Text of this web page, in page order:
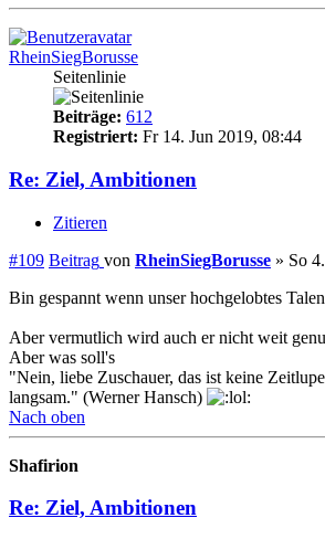
RheinSiegBorusse
Seitenlinie
Beiträge: 612
Registriert: Fr 14. Jun 2019, 08:44
Re: Ziel, Ambitionen
Zitieren
#109 Beitrag von RheinSiegBorusse » So
Bin gespannt wenn unser hochgelobtes
Aber vermutlich wird auch er nicht weit
Aber was soll's
"Nein, liebe Zuschauer, das ist keine
langsam." (Werner Hansch)
Nach oben
Shafirion
Re: Ziel, Ambitionen